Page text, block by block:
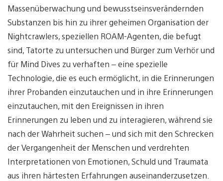
Massenüberwachung und bewusstseinsverändernden
Substanzen bis hin zu ihrer geheimen Organisation der
Nightcrawlers, speziellen ROAM-Agenten, die befugt
sind, Tatorte zu untersuchen und Bürger zum Verhör und
für Mind Dives zu verhaften – eine spezielle
Technologie, die es euch ermöglicht, in die Erinnerungen
ihrer Probanden einzutauchen und in ihre Erinnerungen
einzutauchen, mit den Ereignissen in ihren
Erinnerungen zu leben und zu interagieren, während sie
nach der Wahrheit suchen – und sich mit den Schrecken
der Vergangenheit der Menschen und verdrehten
Interpretationen von Emotionen, Schuld und Traumata
aus ihren härtesten Erfahrungen auseinanderzusetzen.